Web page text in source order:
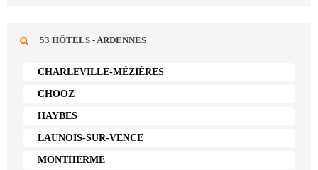
53 HÔTELS - ARDENNES
CHARLEVILLE-MÉZIÈRES
CHOOZ
HAYBES
LAUNOIS-SUR-VENCE
MONTHERMÉ